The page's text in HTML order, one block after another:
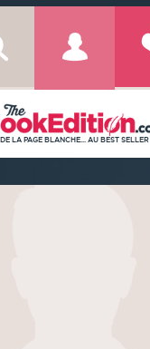
DE LA PAGE BLANCHE... AU BEST SELLER